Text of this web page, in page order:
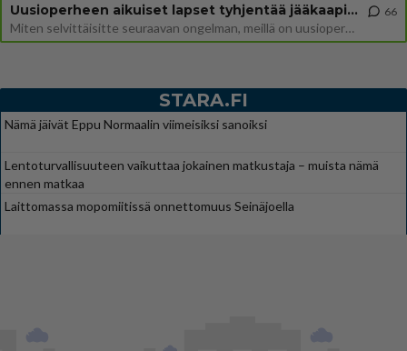
Uusioperheen aikuiset lapset tyhjentää jääkaapin käydessään
Miten selvittäisitte seuraavan ongelman, meillä on uusioperhe, minulla teini-ikäiset lapset ja puolisolla aikuiset, jotk
66
STARA.FI
Nämä jäivät Eppu Normaalin viimeisiksi sanoiksi
Lentoturvallisuuteen vaikuttaa jokainen matkustaja – muista nämä
ennen matkaa
Laittomassa mopomiitissä onnettomuus Seinäjoella